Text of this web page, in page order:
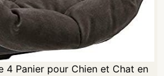
4 Panier pour Chien et Chat en